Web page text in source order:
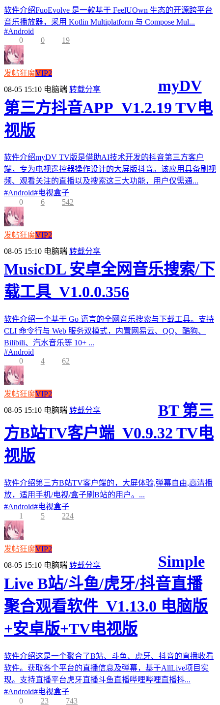
软件介绍FuoEvolve 是一款基于 FeelUOwn 生态的开源跨平台
音乐播放器，采用 Kotlin Multiplatform 与 Compose Mul...
#Android
0
0 19
发帖狂魔VIP2
08-05 15:10 电脑端 转载分享
myDV
第三方抖音APP_V1.2.19 TV电
视版
软件介绍myDV TV版是借助AI技术开发的抖音第三方客户
端，专为电视遥控器操作设计的大屏版抖音。该应用具备刷视
频、观看关注的直播以及搜索这三大功能，用户仅需通...
#Android#电视盒子
0
6 542
发帖狂魔VIP2
08-05 15:10 电脑端 转载分享
MusicDL 安卓全网音乐搜索/下
载工具_V1.0.0.356
软件介绍一个基于 Go 语言的全网音乐搜索与下载工具。支持
CLI 命令行与 Web 服务双模式，内置网易云、QQ、酷狗、
Bilibili、汽水音乐等 10+ ...
#Android
0
4 62
发帖狂魔VIP2
08-05 15:10 电脑端 转载分享
BT 第三
方B站TV客户端_V0.9.32 TV电
视版
软件介绍第三方B站TV客户端的，大屏体验,弹幕自由,高清播
放，适用手机/电视/盒子刷B站的用户。...
#Android#电视盒子
1
5 224
发帖狂魔VIP2
08-05 15:10 电脑端 转载分享
Simple
Live B站/斗鱼/虎牙/抖音直播
聚合观看软件_V1.13.0 电脑版
+安卓版+TV电视版
软件介绍这是一个聚合了B站、斗鱼、虎牙、抖音的直播收看
软件。获取各个平台的直播信息及弹幕，基于AllLive项目实
现。支持直播平台虎牙直播斗鱼直播哔哩哔哩直播抖...
#Android#电视盒子
0
23 743